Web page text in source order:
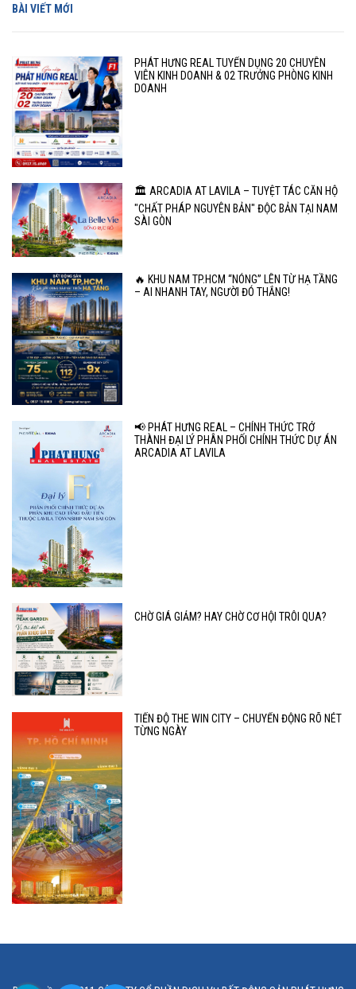
BÀI VIẾT MỚI
PHÁT HƯNG REAL TUYỂN DỤNG 20 CHUYÊN
VIÊN KINH DOANH & 02 TRƯỞNG PHÒNG KINH
DOANH
🏛️ ARCADIA AT LAVILA – TUYỆT TÁC CĂN HỘ
"CHẤT PHÁP NGUYÊN BẢN" ĐỘC BẢN TẠI NAM
SÀI GÒN
🔥 KHU NAM TP.HCM “NÓNG” LÊN TỪ HẠ TẦNG
– AI NHANH TAY, NGƯỜI ĐÓ THẮNG!
📢 PHÁT HƯNG REAL – CHÍNH THỨC TRỞ
THÀNH ĐẠI LÝ PHÂN PHỐI CHÍNH THỨC DỰ ÁN
ARCADIA AT LAVILA
CHỜ GIÁ GIẢM? HAY CHỜ CƠ HỘI TRÔI QUA?
TIẾN ĐỘ THE WIN CITY – CHUYỂN ĐỘNG RÕ NÉT
TỪNG NGÀY